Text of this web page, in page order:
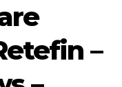
–